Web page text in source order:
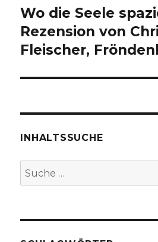
Nächster
Beitrag:
Wo die Seele
Rezension von
Fleischer,
INHALTSSUCHE
Suche
nach: